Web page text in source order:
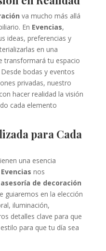
va mucho más allá
En Evencias,
ideas, preferencias y
en una
transformará tu espacio
bodas y eventos
privadas, nuestro
hacer realidad la visión
cada elemento
para Cada
una esencia
Evencias nos
asesoría de decoración
guiaremos en la elección
iluminación,
detalles clave para que
para que tu día sea